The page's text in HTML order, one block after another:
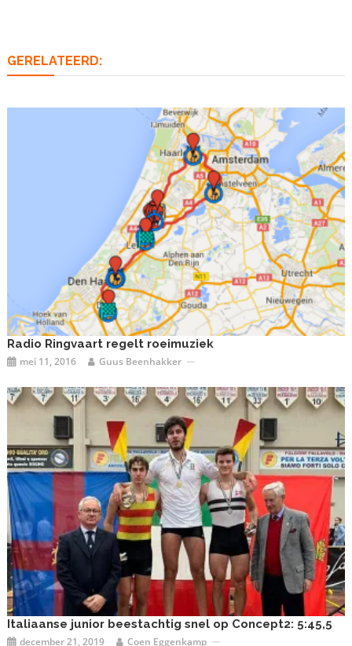
GERELATEERD:
Radio Ringvaart regelt roeimuziek
mei 11, 2016 Guus Beenhakker
Italiaanse junior beestachtig snel op Concept2: 5:45,5
december 21, 2019 Coen Eggenkamp